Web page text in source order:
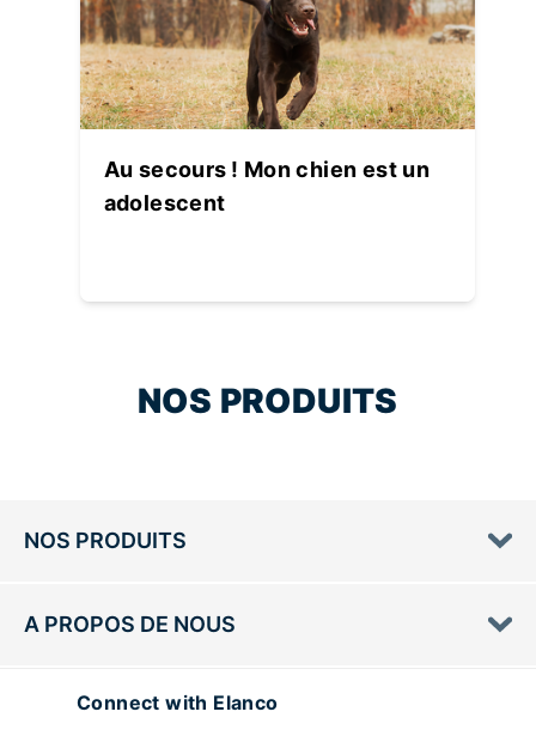
Au secours ! Mon chien est un
adolescent
NOS PRODUITS
NOS PRODUITS
A PROPOS DE NOUS
Connect with Elanco